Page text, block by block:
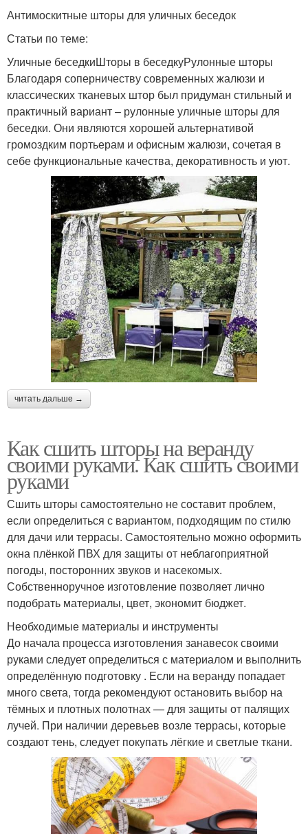
Антимоскитные шторы для уличных беседок
Статьи по теме:
Уличные беседкиШторы в беседкуРулонные шторы
Благодаря соперничеству современных жалюзи и
классических тканевых штор был придуман стильный и
практичный вариант – рулонные уличные шторы для
беседки. Они являются хорошей альтернативой
громоздким портьерам и офисным жалюзи, сочетая в
себе функциональные качества, декоративность и уют.
читать дальше →
Как сшить шторы на веранду
своими руками. Как сшить своими
руками
Сшить шторы самостоятельно не составит проблем,
если определиться с вариантом, подходящим по стилю
для дачи или террасы. Самостоятельно можно оформить
окна плёнкой ПВХ для защиты от неблагоприятной
погоды, посторонних звуков и насекомых.
Собственноручное изготовление позволяет лично
подобрать материалы, цвет, экономит бюджет.
Необходимые материалы и инструменты
До начала процесса изготовления занавесок своими
руками следует определиться с материалом и выполнить
определённую подготовку . Если на веранду попадает
много света, тогда рекомендуют остановить выбор на
тёмных и плотных полотнах — для защиты от палящих
лучей. При наличии деревьев возле террасы, которые
создают тень, следует покупать лёгкие и светлые ткани.